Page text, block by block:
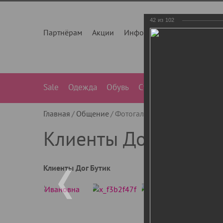
Партнёрам Акции Инфо О нас
Sale Одежда Обувь Сумки
Главная Общение Фотогалерея
Клиенты Дог Бутик
Клиенты Дог Бутик
42 из 102